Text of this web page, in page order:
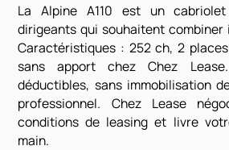
La Alpine A110 est un
dirigeants qui souhaitent combiner
Caractéristiques : 252 ch, 2
sans apport chez Chez
déductibles, sans immobilisation
professionnel. Chez Lease
conditions de leasing et livre
main.